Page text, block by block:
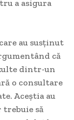
a asigura
au susținut
că
dintr-un
o consultare
Aceștia au
să